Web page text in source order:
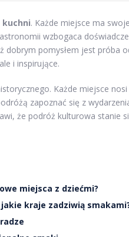
kuchni. Każde miejsce ma
wzbogaca
dobrym pomysłem jest próba
i inspirujące.
Każde miejsce
zapoznać się z
że podróż kulturowa stanie
miejsca z dziećmi?
kraje zadziwią